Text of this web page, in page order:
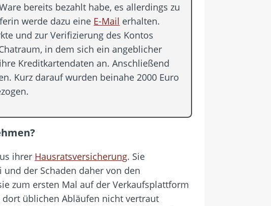
bereits bezahlt habe, es allerdings zu
werde dazu eine E-Mail erhalten.
und zur Verifizierung des Kontos
in dem sich ein angeblicher
Kreditkartendaten an. Anschließend
Kurz darauf wurden beinahe 2000 Euro
ihrer Hausratsversicherung. Sie
der Schaden daher von den
zum ersten Mal auf der Verkaufsplattform
üblichen Abläufen nicht vertraut